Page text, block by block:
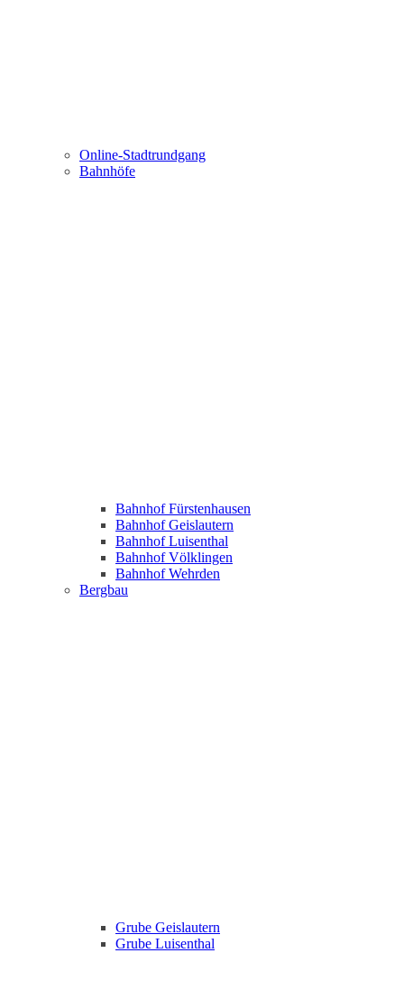
Online-Stadtrundgang
Bahnhöfe
Bahnhof Fürstenhausen
Bahnhof Geislautern
Bahnhof Luisenthal
Bahnhof Völklingen
Bahnhof Wehrden
Bergbau
Grube Geislautern
Grube Luisenthal